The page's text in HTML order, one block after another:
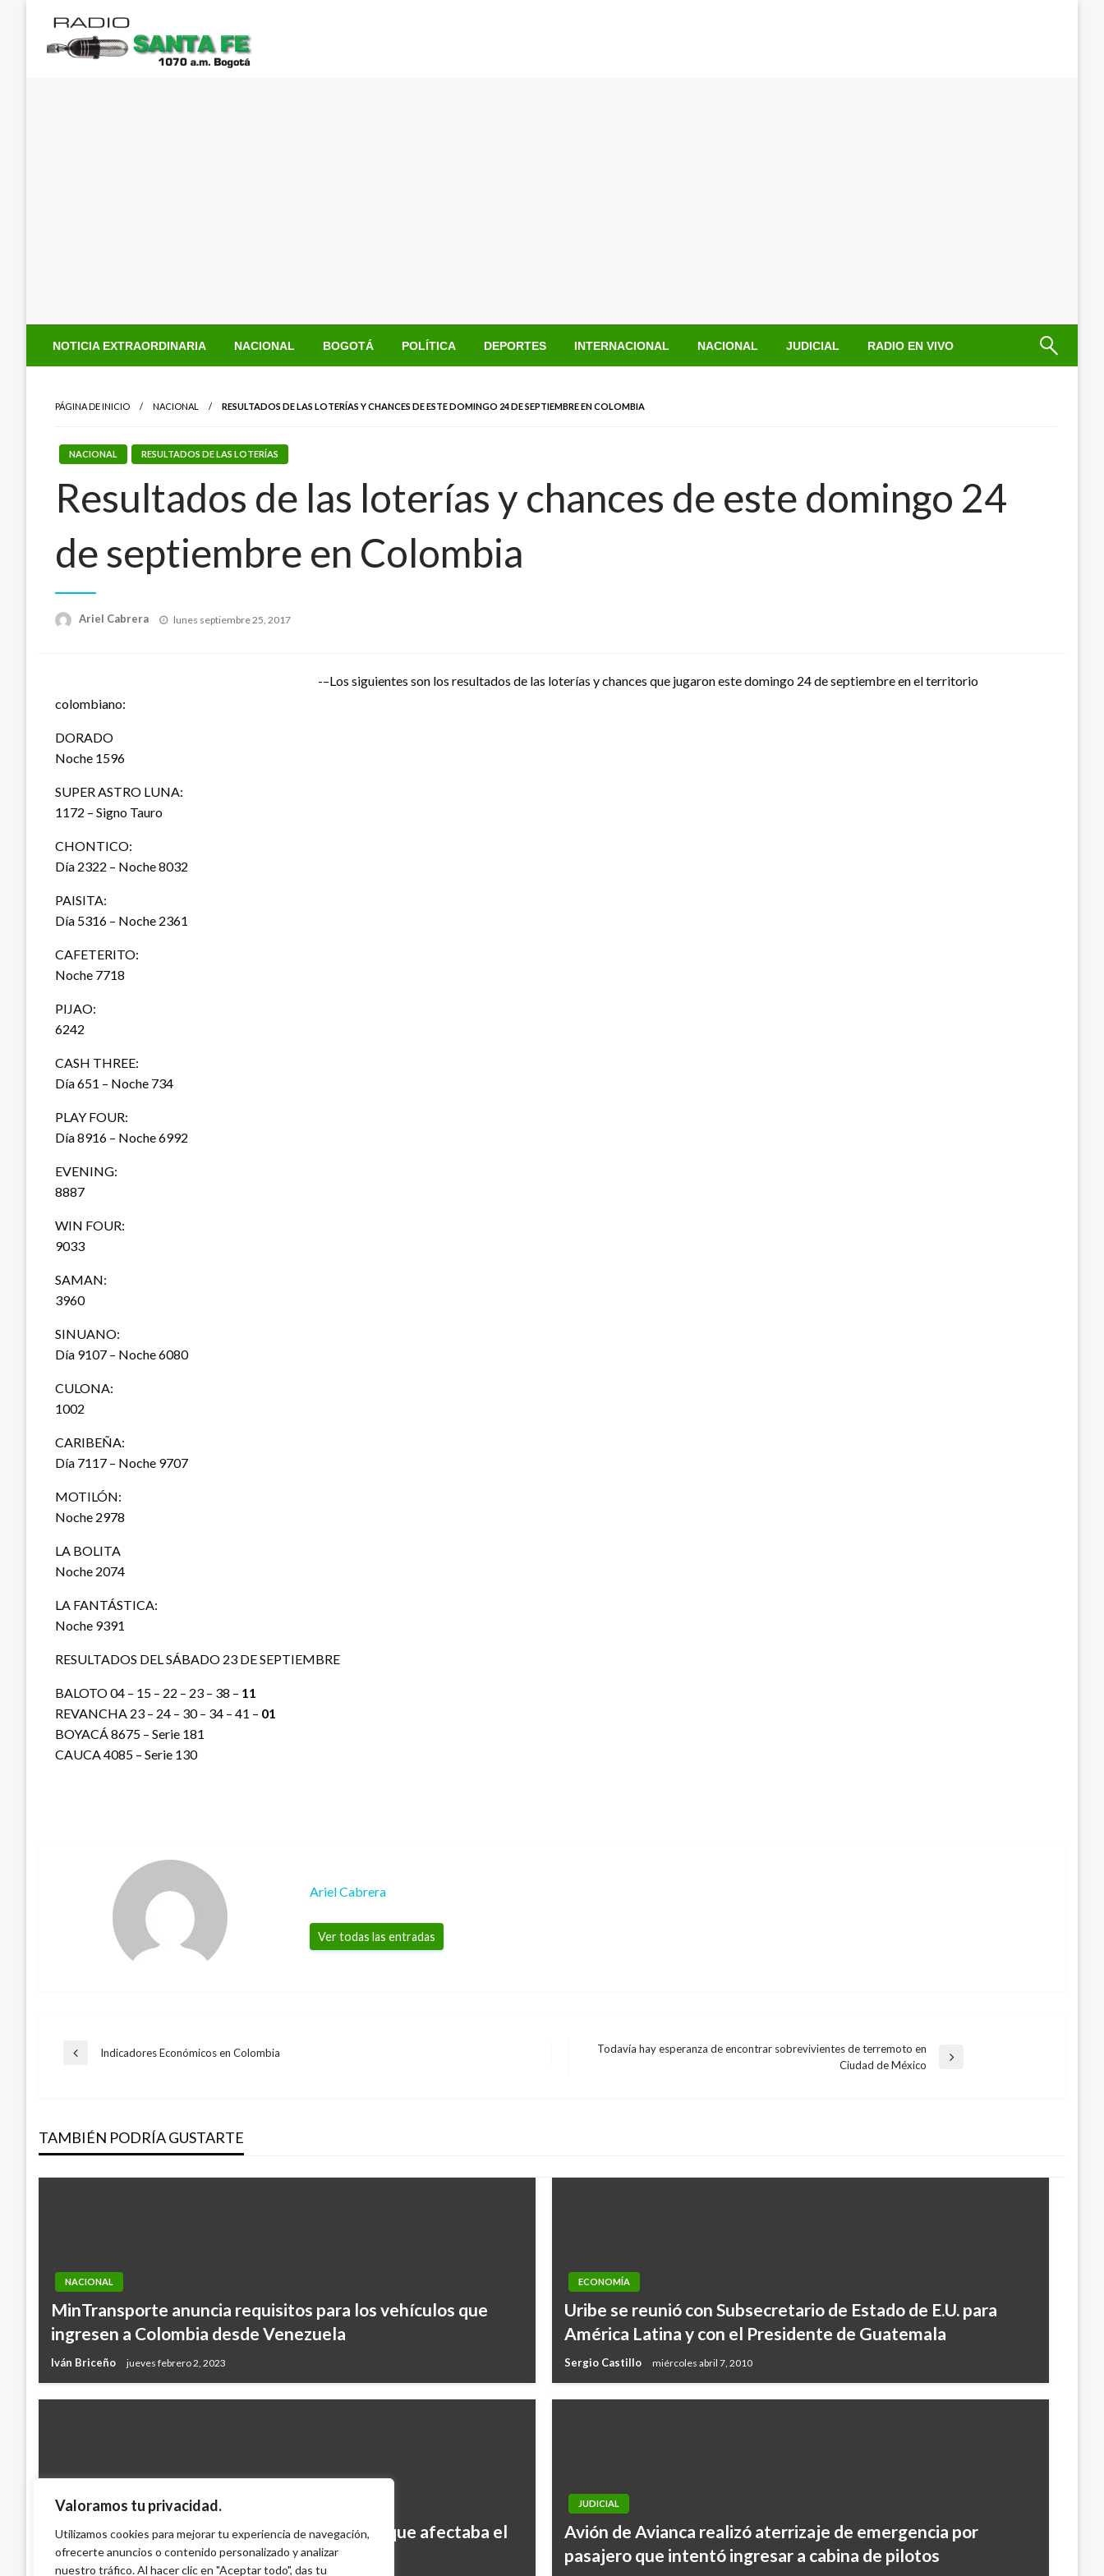
Valoramos tu privacidad.
Utilizamos cookies para mejorar tu experiencia de navegación,
ofrecerte anuncios o contenido personalizado y analizar
nuestro tráfico. Al hacer clic en "Aceptar todo", das tu
contenido
NOTICIA EXTRAORDINARIA NACIONAL BOGOTÁ POLÍTICA DEPORTES INTERNACIONAL NACIONAL JUDICIAL RADIO EN VIVO
PÁGINA DE INICIO NACIONAL RESULTADOS DE LAS LOTERÍAS Y CHANCES DE ESTE DOMINGO 24 DE SEPTIEMBRE EN COLOMBIA
NACIONAL RESULTADOS DE LAS LOTERÍAS
Resultados de las loterías y chances de este domingo 24
de septiembre en Colombia
Ariel Cabrera
Publicado
lunes septiembre 25, 2017
-–Los siguientes son los resultados de las loterías y chances que jugaron este domingo 24 de septiembre en el territorio
colombiano:
DORADO
Noche 1596
SUPER ASTRO LUNA:
1172 – Signo Tauro
CHONTICO:
Día 2322 – Noche 8032
PAISITA:
Día 5316 – Noche 2361
CAFETERITO:
Noche 7718
PIJAO:
6242
CASH THREE:
Día 651 – Noche 734
PLAY FOUR:
Día 8916 – Noche 6992
EVENING:
8887
WIN FOUR:
9033
SAMAN:
3960
SINUANO:
Día 9107 – Noche 6080
CULONA:
1002
CARIBEÑA:
Día 7117 – Noche 9707
MOTILÓN:
Noche 2978
LA BOLITA
Noche 2074
LA FANTÁSTICA:
Noche 9391
RESULTADOS DEL SÁBADO 23 DE SEPTIEMBRE
BALOTO 04 – 15 – 22 – 23 – 38 – 11
REVANCHA 23 – 24 – 30 – 34 – 41 – 01
BOYACÁ 8675 – Serie 181
CAUCA 4085 – Serie 130
Ariel Cabrera
Ver todas las entradas
Navegación
entradas
Entrada
Indicadores Económicos en Colombia
Todavía hay esperanza de encontrar sobrevivientes de terremoto en
Ciudad de México
TAMBIÉN PODRÍA GUSTARTE
NACIONAL
MinTransporte anuncia requisitos para los vehículos que
ingresen a Colombia desde Venezuela
Iván Briceño jueves febrero 2, 2023
ECONOMÍA
Uribe se reunió con Subsecretario de Estado de E.U. para
América Latina y con el Presidente de Guatemala
Sergio Castillo miércoles abril 7, 2010
ESTADO DE LAS VÍAS
Invías removió escombros de alud de tierra que afectaba el
corredor del alto de La Línea
JUDICIAL
Avión de Avianca realizó aterrizaje de emergencia por
pasajero que intentó ingresar a cabina de pilotos